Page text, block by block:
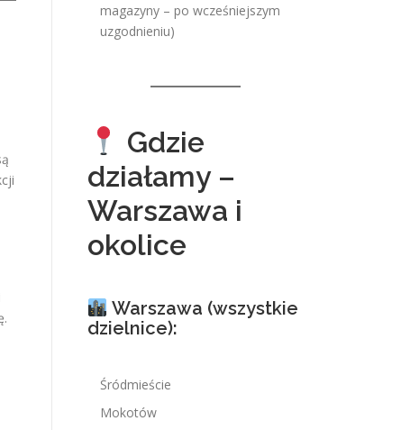
magazyny – po wcześniejszym
uzgodnieniu)
Gdzie
działamy –
Warszawa i
okolice
Warszawa (wszystkie
dzielnice):
Śródmieście
Mokotów